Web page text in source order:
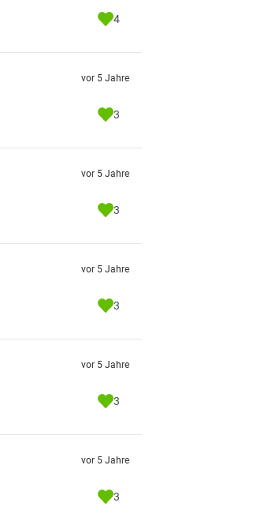
4
vor 5 Jahre
3
vor 5 Jahre
3
vor 5 Jahre
3
vor 5 Jahre
3
vor 5 Jahre
3